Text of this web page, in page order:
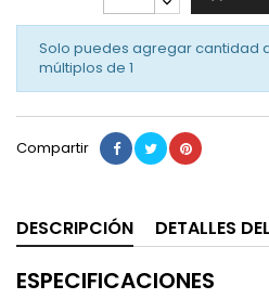
Solo puedes agregar cantidad
múltiplos de 1
Compartir
DESCRIPCIÓN DETALLES
ESPECIFICACIONES